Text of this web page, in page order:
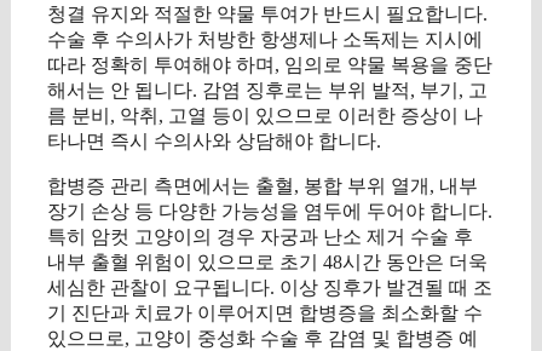
청결 유지와 적절한 약물 투여가 반드시 필요합니다.
수술 후 수의사가 처방한 항생제나 소독제는 지시에
따라 정확히 투여해야 하며, 임의로 약물 복용을 중단
해서는 안 됩니다. 감염 징후로는 부위 발적, 부기, 고
름 분비, 악취, 고열 등이 있으므로 이러한 증상이 나
타나면 즉시 수의사와 상담해야 합니다.
합병증 관리 측면에서는 출혈, 봉합 부위 열개, 내부
장기 손상 등 다양한 가능성을 염두에 두어야 합니다.
특히 암컷 고양이의 경우 자궁과 난소 제거 수술 후
내부 출혈 위험이 있으므로 초기 48시간 동안은 더욱
세심한 관찰이 요구됩니다. 이상 징후가 발견될 때 조
기 진단과 치료가 이루어지면 합병증을 최소화할 수
있으므로, 고양이 중성화 수술 후 감염 및 합병증 예